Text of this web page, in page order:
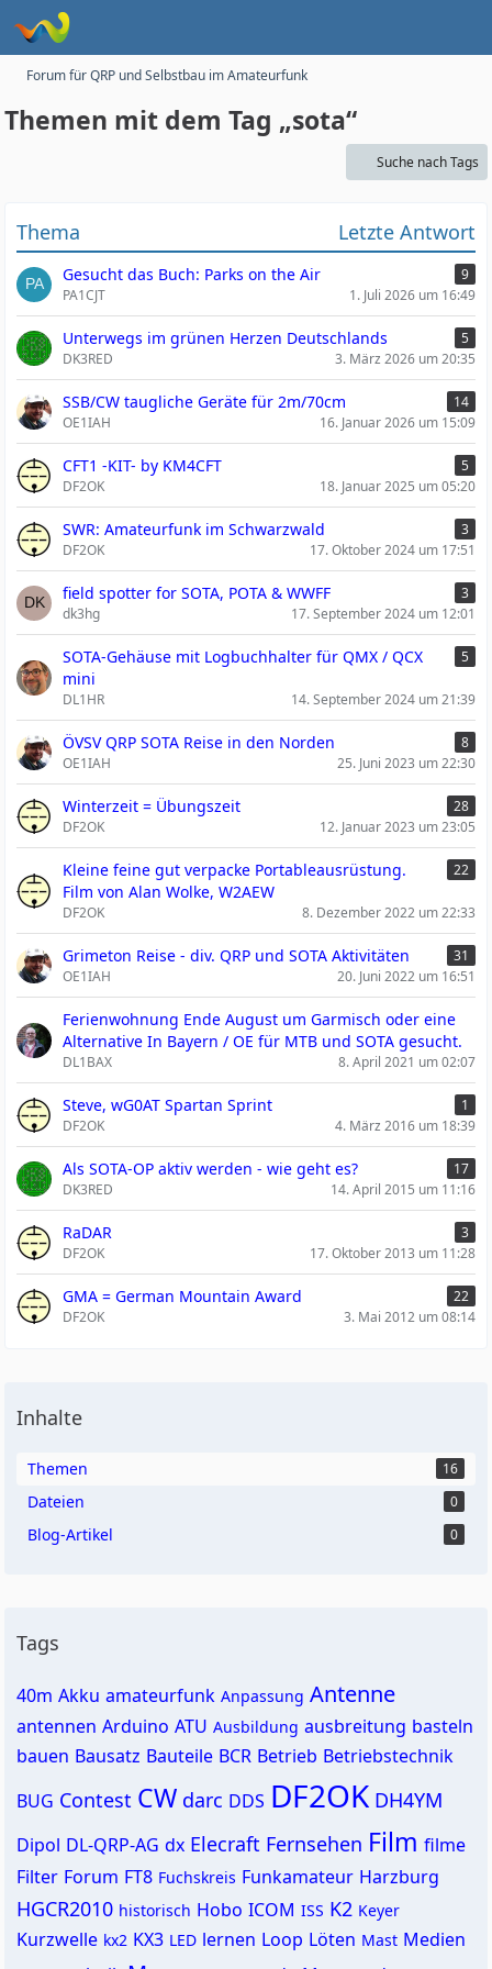
Forum für QRP und Selbstbau im Amateurfunk
Themen mit dem Tag „sota“
Suche nach Tags
Thema Letzte Antwort
Gesucht das Buch: Parks on the Air
9
PA1CJT
1. Juli 2026 um 16:49
Unterwegs im grünen Herzen Deutschlands
5
DK3RED
3. März 2026 um 20:35
SSB/CW taugliche Geräte für 2m/70cm
14
OE1IAH
16. Januar 2026 um 15:09
CFT1 -KIT- by KM4CFT
5
DF2OK
18. Januar 2025 um 05:20
SWR: Amateurfunk im Schwarzwald
3
DF2OK
17. Oktober 2024 um 17:51
field spotter for SOTA, POTA & WWFF
3
dk3hg
17. September 2024 um 12:01
SOTA-Gehäuse mit Logbuchhalter für QMX / QCX
mini
5
DL1HR 14. September 2024 um 21:39
ÖVSV QRP SOTA Reise in den Norden
8
OE1IAH
25. Juni 2023 um 22:30
Winterzeit = Übungszeit
28
DF2OK
12. Januar 2023 um 23:05
Kleine feine gut verpacke Portableausrüstung.
Film von Alan Wolke, W2AEW
22
DF2OK 8. Dezember 2022 um 22:33
Grimeton Reise - div. QRP und SOTA Aktivitäten
31
OE1IAH
20. Juni 2022 um 16:51
Ferienwohnung Ende August um Garmisch oder eine
Alternative In Bayern / OE für MTB und SOTA gesucht.
DL1BAX 8. April 2021 um 02:07
Steve, wG0AT Spartan Sprint
1
DF2OK
4. März 2016 um 18:39
Als SOTA-OP aktiv werden - wie geht es?
17
DK3RED
14. April 2015 um 11:16
RaDAR
3
DF2OK
17. Oktober 2013 um 11:28
GMA = German Mountain Award
22
DF2OK
3. Mai 2012 um 08:14
Inhalte
Themen 16
Dateien 0
Blog-Artikel 0
Tags
40m Akku amateurfunk Anpassung Antenne
antennen Arduino ATU Ausbildung ausbreitung basteln
bauen Bausatz Bauteile BCR Betrieb Betriebstechnik
BUG Contest CW darc DDS DF2OK DH4YM
Dipol DL-QRP-AG dx Elecraft Fernsehen Film filme
Filter Forum FT8 Fuchskreis Funkamateur Harzburg
HGCR2010 historisch Hobo ICOM ISS K2 Keyer
Kurzwelle kx2 KX3 LED lernen Loop Löten Mast Medien